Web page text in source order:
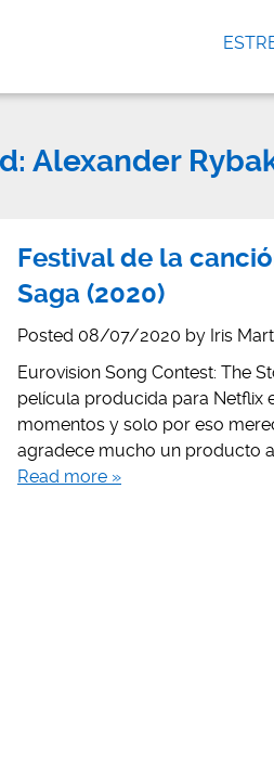
Alexander
Festival de la
Saga (2020)
Posted 08/07/2020 by Iris
Eurovision Song Contest: The
película producida para Netflix
momentos y solo por eso
agradece mucho un producto
Read more »